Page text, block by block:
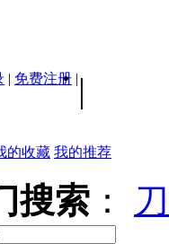
| 免费注册 | |
的收藏 我的推荐
搜索 ：